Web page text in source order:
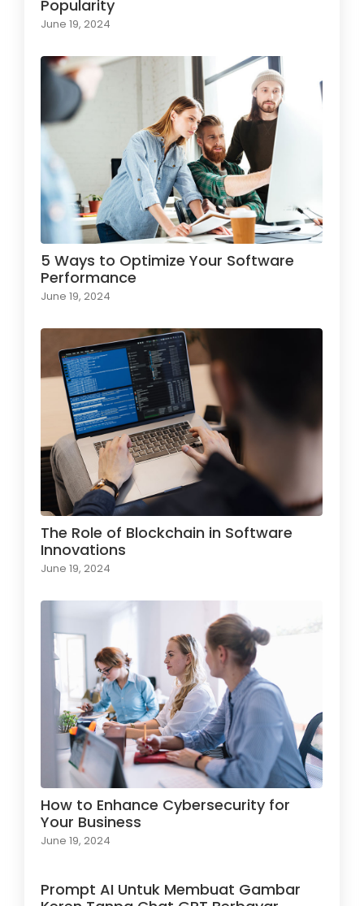
Popularity
June 19, 2024
5 Ways to Optimize Your Software
Performance
June 19, 2024
The Role of Blockchain in Software
Innovations
June 19, 2024
How to Enhance Cybersecurity for
Your Business
June 19, 2024
Prompt AI Untuk Membuat Gambar